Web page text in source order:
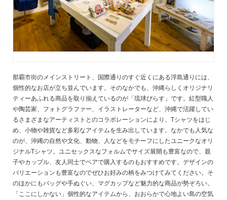
那覇市街のメインストリート、国際通りのすぐ近くにある浮島通りには、
個性的なお店が立ち並んでいます。そのなかでも、沖縄らしくオリジナリ
ティーあふれる商品を取り揃えているのが「琉球ぴらす」です。紅型職人
や陶芸家、フォトグラファー、イラストレーターなど、沖縄で活躍してい
るさまざまなアーティストとのコラボレーションにより、Tシャツをはじ
め、小物や雑貨など多彩なアイテムを生み出しています。なかでも人気な
のが、沖縄の自然や文化、動物、人などをモチーフにしたユニークなオリ
ジナルTシャツ。ユニセックスなフォルムでサイズ展開も豊富なので、親
子やカップル、友人同士でペアで購入するのもおすすめです。デザインの
バリエーションも豊富なのでぜひお好みの柄をみつけてみてください。そ
のほかにもバッグや手ぬぐい、マグカップなど魅力的な商品が勢ぞろい。
「ここにしかない」個性的なアイテムから、おおらかで心地よい島の空気